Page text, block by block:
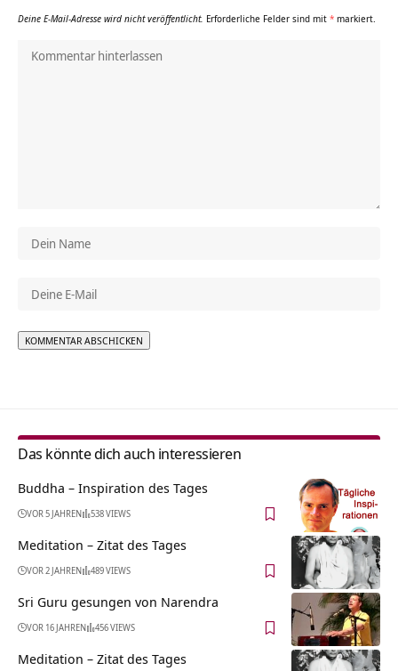
Deine E-Mail-Adresse wird nicht veröffentlicht. Erforderliche Felder sind mit * markiert.
Das könnte dich auch interessieren
Buddha – Inspiration des Tages
VOR 5 JAHREN 538 VIEWS
Meditation – Zitat des Tages
VOR 2 JAHREN 489 VIEWS
Sri Guru gesungen von Narendra
VOR 16 JAHREN 456 VIEWS
Meditation – Zitat des Tages